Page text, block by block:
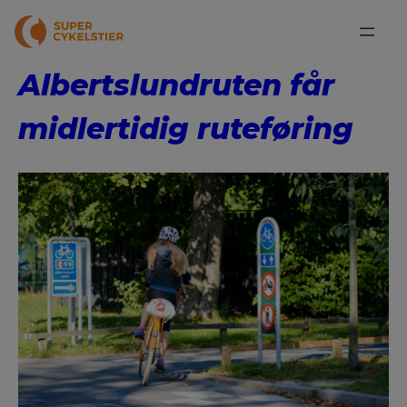
Albertslundruten får
midlertidig ruteføring